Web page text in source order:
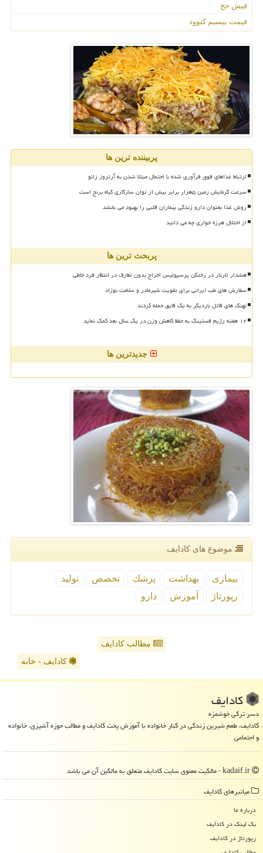
فیش حج
قیمت بیسیم کنوود
پربیننده ترین ها
ارتباط غذاهای فوق فرآوری شده با احتمال مبتلا شدن به آرتروز زانو
سرعت گرمایش زمین ۵هزار برابر بیش از توان سازگاری گیاه برنج است
روش غذا بعنوان دارو زندگی بیماران قلبی را بهبود می بخشد
از اختلال هرزه خواری چه می دانید
پربحث ترین ها
هشدار تارتار در رختکن پرسپولیس اخراج بدون تعارف در انتظار فرد خاطی
سفارش های طب ایرانی برای تقویت شیرمادر و سلامت نوزاد
نهنگ های قاتل باردیگر به یک قایق حمله کردند
۱۲ هفته رژیم فستینگ به حفظ کاهش وزن در یک سال بعد کمک نماید
جدیدترین ها
موضوع های كادایف
بیماری بهداشت پزشك تخصص
تولید
رپورتاژ
آموزش دارو
مطالب کادایف
کادایف - خانه
كادایف
دسر ترکی خوشمزه
کادایف، طعم شیرین زندگی در کنار خانواده با آموزش پخت کادایف و مطالب حوزه آشپزی، خانواده
و اجتماعی
میانبرهای كادایف
درباره ما
بک لینک در كادایف
رپورتاژ در كادایف